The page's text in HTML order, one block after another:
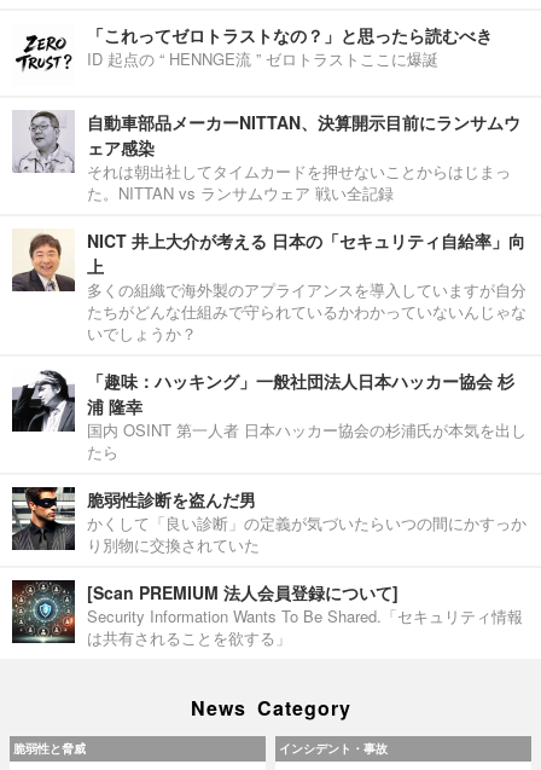
「これってゼロトラストなの？」と思ったら読むべき
ID 起点の “ HENNGE流 ” ゼロトラストここに爆誕
自動車部品メーカーNITTAN、決算開示目前にランサムウ
ェア感染
それは朝出社してタイムカードを押せないことからはじまっ
た。NITTAN vs ランサムウェア 戦い全記録
NICT 井上大介が考える 日本の「セキュリティ自給率」向
上
多くの組織で海外製のアプライアンスを導入していますが自分
たちがどんな仕組みで守られているかわかっていないんじゃな
いでしょうか？
「趣味：ハッキング」一般社団法人日本ハッカー協会 杉
浦 隆幸
国内 OSINT 第一人者 日本ハッカー協会の杉浦氏が本気を出し
たら
脆弱性診断を盗んだ男
かくして「良い診断」の定義が気づいたらいつの間にかすっか
り別物に交換されていた
[Scan PREMIUM 法人会員登録について]
Security Information Wants To Be Shared.「セキュリティ情報
は共有されることを欲する」
News Category
脆弱性と脅威 インシデント・事故